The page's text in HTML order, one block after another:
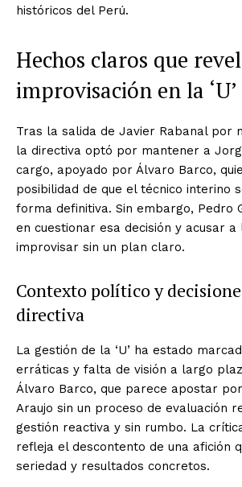
históricos del Perú.
Hechos claros que
improvisación en la ‘U’
Tras la salida de Javier Rabanal por
la directiva optó por mantener a
cargo, apoyado por Álvaro Barco,
posibilidad de que el técnico interino
forma definitiva. Sin embargo, Pedro
en cuestionar esa decisión y acusar a
improvisar sin un plan claro.
Contexto político y
directiva
La gestión de la ‘U’ ha estado
erráticas y falta de visión a largo
Álvaro Barco, que parece apostar
Araujo sin un proceso de evaluación
gestión reactiva y sin rumbo. La
refleja el descontento de una afición
seriedad y resultados concretos.